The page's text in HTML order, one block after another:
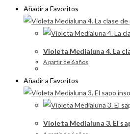
Añadir a Favoritos
Violeta Medialuna 4. La
A partir de 6 años
Añadir a Favoritos
Violeta Medialuna 3. El